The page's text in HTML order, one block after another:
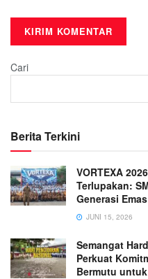
Cari
Berita Terkini
VORTEXA
Terlupakan:
Generasi
JUNI 15, 2026
Semangat
Perkuat
Bermutu